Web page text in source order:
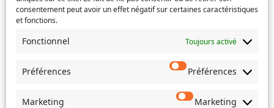
consentement peut avoir un effet négatif sur certaines caractéristiques
et fonctions.
Fonctionnel Toujours activé
Préférences Préférences
Marketing Marketing
Si votre demande concerne des actes de naissance et/ou
de mariage, choisissez l'Etat-Civil comme service
Objet